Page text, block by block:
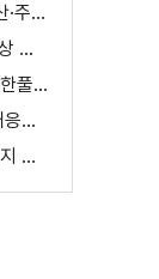
국가자산기본법 제정 추진···부동산·주식 등 통합 관리
6월 경상수지 또 신기록···수출 사상 첫 1천억 달러
극한 폭염 '입추'에 절정···"주말에 한풀 꺾인다"
폭염 점검회의 주재···"전방위적 대응체계 가동"
이 대통령 "가짜뉴스, 하나도 놓치지 말고 바로잡아야"